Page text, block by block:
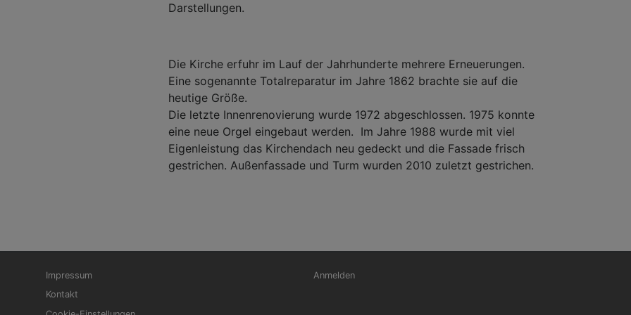
Darstellungen.
Die Kirche erfuhr im Lauf der Jahrhunderte mehrere Erneuerungen.
Eine sogenannte Totalreparatur im Jahre 1862 brachte sie auf die
heutige Größe.
Die letzte Innenrenovierung wurde 1972 abgeschlossen. 1975 konnte
eine neue Orgel eingebaut werden. Im Jahre 1988 wurde mit viel
Eigenleistung das Kirchendach neu gedeckt und die Fassade frisch
gestrichen. Außenfassade und Turm wurden 2010 zuletzt gestrichen.
Fußbereichsmenü
Impressum
Kontakt
Benutzermenü
Anmelden